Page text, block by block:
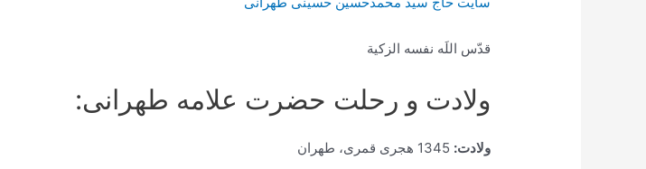
قدّس اللَه نفسه الزکیة
ولادت و رحلت حضرت علامه طهرانی:
ولادت: